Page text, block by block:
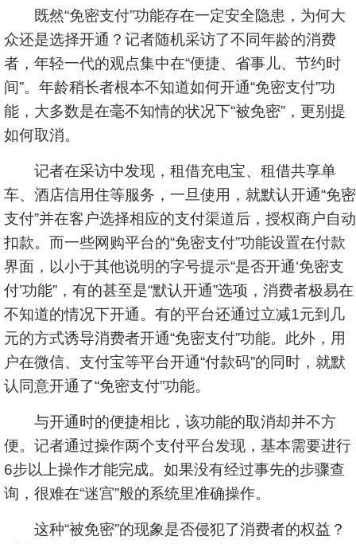
既然“免密支付”功能存在一定安全隐患，为何大
众还是选择开通？记者随机采访了不同年龄的消费
者，年轻一代的观点集中在“便捷、省事儿、节约时
间”。年龄稍长者根本不知道如何开通“免密支付”功
能，大多数是在毫不知情的状况下“被免密”，更别提
如何取消。
记者在采访中发现，租借充电宝、租借共享单
车、酒店信用住等服务，一旦使用，就默认开通“免密
支付”并在客户选择相应的支付渠道后，授权商户自动
扣款。而一些网购平台的“免密支付”功能设置在付款
界面，以小于其他说明的字号提示“是否开通‘免密支
付’功能”，有的甚至是“默认开通”选项，消费者极易在
不知道的情况下开通。有的平台还通过立减1元到几
元的方式诱导消费者开通“免密支付”功能。此外，用
户在微信、支付宝等平台开通“付款码”的同时，就默
认同意开通了“免密支付”功能。
与开通时的便捷相比，该功能的取消却并不方
便。记者通过操作两个支付平台发现，基本需要进行
6步以上操作才能完成。如果没有经过事先的步骤查
询，很难在“迷宫”般的系统里准确操作。
这种“被免密”的现象是否侵犯了消费者的权益？